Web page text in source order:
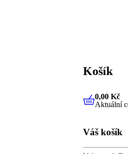
Košík
0,00 Kč
0,00 Kč
Aktuální
Váš košík